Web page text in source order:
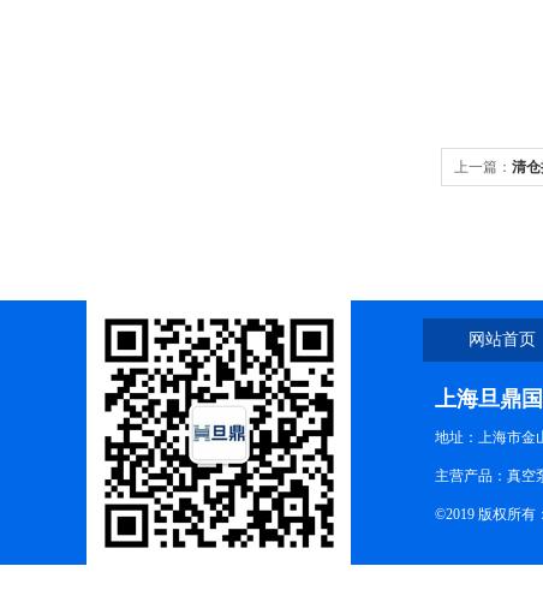
上一篇： 清
网站首页
上海旦鼎
地址：上海市金
主营产品：真空
©2019 版权所有